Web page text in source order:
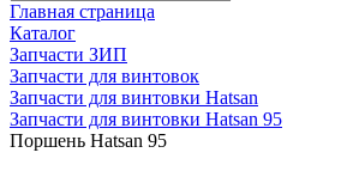
Главная страница
Каталог
Запчасти ЗИП
Запчасти для винтовок
Запчасти для винтовки Hatsan
Запчасти для винтовки Hatsan 95
Поршень Hatsan 95